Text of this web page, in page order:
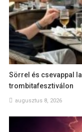
Sörrel és csevappal
trombitafesztiválon
augusztus 8, 2026